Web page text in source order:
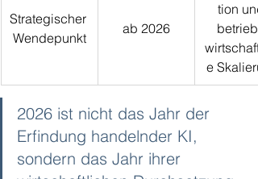
Strategischer
Wendepunkt
ab 2026
tion
e
2026 ist nicht das Jahr der
Erfindung handelnder KI,
sondern das Jahr ihrer